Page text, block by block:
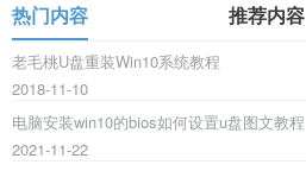
热门内容 推荐内容
老毛桃U盘重装Win10系统教程
2018-11-10
电脑安装win10的bios如何设置u盘图文教程
2021-11-22